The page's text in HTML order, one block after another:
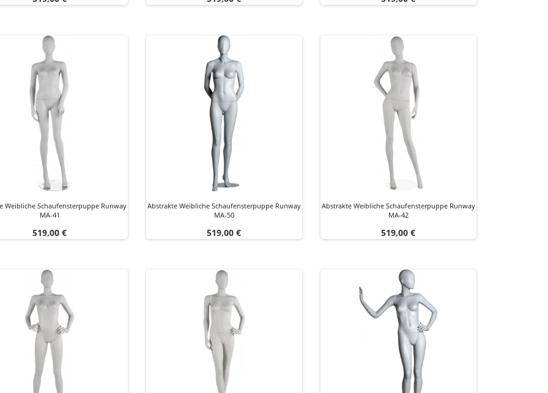
Weibliche Schaufensterpuppe Runway
MA-41
Preis
519,00 €
Abstrakte Weibliche Schaufensterpuppe Runway
MA-50
Preis
519,00 €
Abstrakte Weibliche Schaufensterpuppe Runway
MA-42
Preis
519,00 €